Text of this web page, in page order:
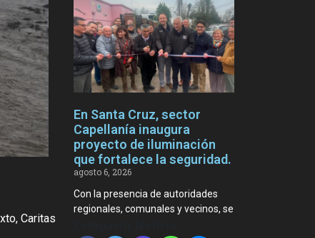
Caritas
En Santa Cruz, sector
Capellanía inaugura
proyecto de iluminación
que fortalece la seguridad.
agosto 6, 2026
Con la presencia de autoridades
regionales, comunales y vecinos, se